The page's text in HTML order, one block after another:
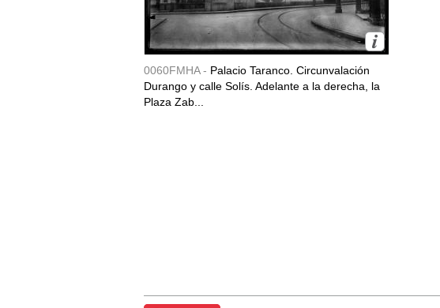
0060FMHA - Palacio Taranco. Circunvalación
Durango y calle Solís. Adelante a la derecha, la
Plaza Zab...